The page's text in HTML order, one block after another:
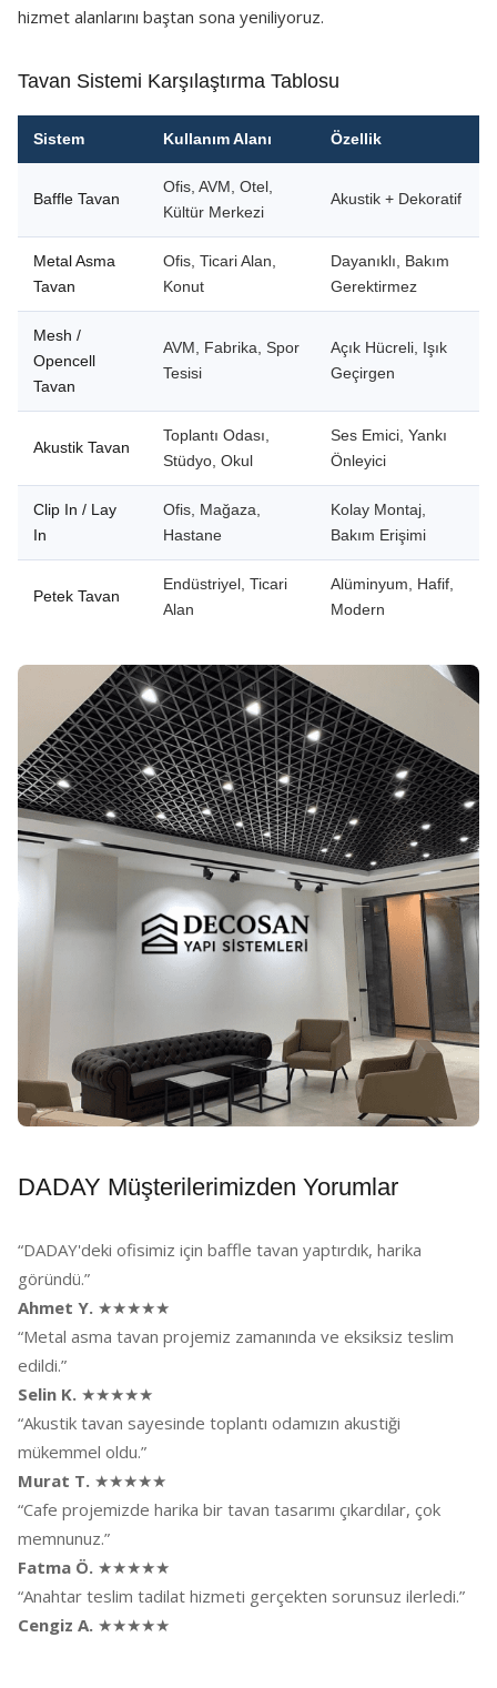
hizmet alanlarını baştan sona yeniliyoruz.
Tavan Sistemi Karşılaştırma Tablosu
Sistem Kullanım Alanı Özellik
Baffle Tavan
Ofis, AVM, Otel,
Kültür Merkezi
Akustik + Dekoratif
Metal Asma
Tavan
Ofis, Ticari Alan,
Konut
Dayanıklı, Bakım
Gerektirmez
Mesh /
Opencell
Tavan
AVM, Fabrika, Spor
Tesisi
Açık Hücreli, Işık
Geçirgen
Akustik Tavan
Toplantı Odası,
Stüdyo, Okul
Ses Emici, Yankı
Önleyici
Clip In / Lay
In
Ofis, Mağaza,
Hastane
Kolay Montaj,
Bakım Erişimi
Petek Tavan
Endüstriyel, Ticari
Alan
Alüminyum, Hafif,
Modern
DADAY Müşterilerimizden Yorumlar
“DADAY'deki ofisimiz için baffle tavan yaptırdık, harika
göründü.”
Ahmet Y. ★★★★★
“Metal asma tavan projemiz zamanında ve eksiksiz teslim
edildi.”
Selin K. ★★★★★
“Akustik tavan sayesinde toplantı odamızın akustiği
mükemmel oldu.”
Murat T. ★★★★★
“Cafe projemizde harika bir tavan tasarımı çıkardılar, çok
memnunuz.”
Fatma Ö. ★★★★★
“Anahtar teslim tadilat hizmeti gerçekten sorunsuz ilerledi.”
Cengiz A. ★★★★★